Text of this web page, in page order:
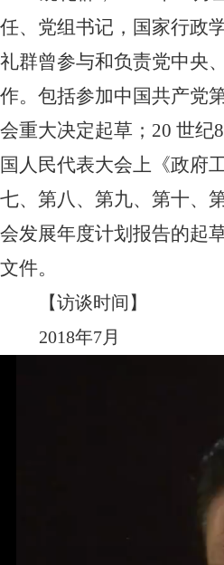
任、党组书记，国家行政
礼群曾参与和负责党中央
作。包括参加中国共产党
会重大决定起草；20 世纪
国人民代表大会上《政府
七、第八、第九、第十、
会发展年度计划报告的起
文件。
【访谈时间】
2018年7月